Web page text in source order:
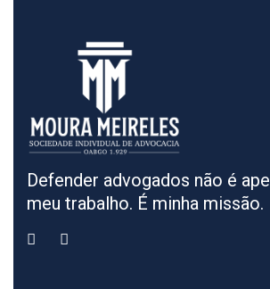
Defender advogados não é
meu trabalho. É minha missão.